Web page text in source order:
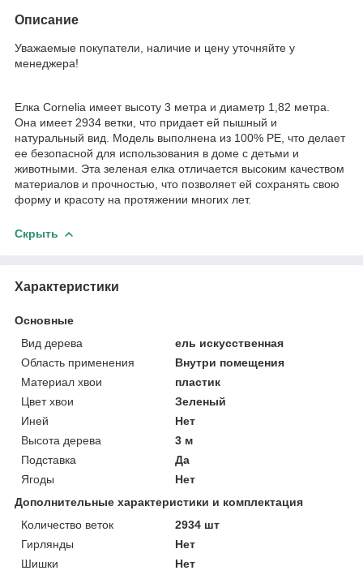
Описание
Уважаемые покупатели, наличие и цену уточняйте у
менеджера!
Елка Cornelia имеет высоту 3 метра и диаметр 1,82 метра.
Она имеет 2934 ветки, что придает ей пышный и
натуральный вид. Модель выполнена из 100% PE, что делает
ее безопасной для использования в доме с детьми и
животными. Эта зеленая елка отличается высоким качеством
материалов и прочностью, что позволяет ей сохранять свою
форму и красоту на протяжении многих лет.
Скрыть
Характеристики
Основные
Вид дерева
ель искусственная
Область применения
Внутри помещения
Материал хвои
пластик
Цвет хвои
Зеленый
Иней
Нет
Высота дерева
3 м
Подставка
Да
Ягоды
Нет
Дополнительные характеристики и комплектация
Количество веток
2934 шт
Гирлянды
Нет
Шишки
Нет